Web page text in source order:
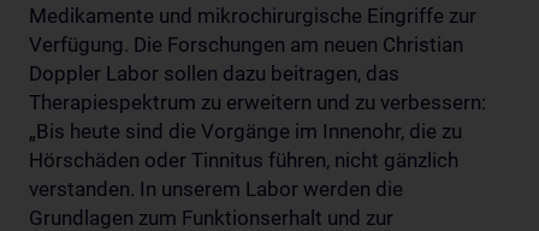
Medikamente und mikrochirurgische Eingriffe zur
Verfügung. Die Forschungen am neuen Christian
Doppler Labor sollen dazu beitragen, das
Therapiespektrum zu erweitern und zu verbessern:
„Bis heute sind die Vorgänge im Innenohr, die zu
Hörschäden oder Tinnitus führen, nicht gänzlich
verstanden. In unserem Labor werden die
Grundlagen zum Funktionserhalt und zur